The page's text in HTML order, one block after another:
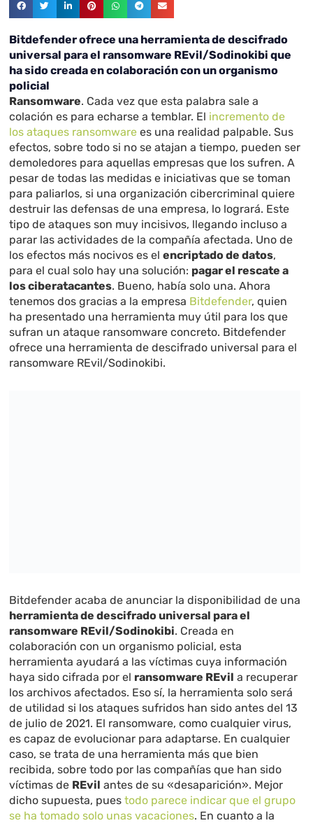
Bitdefender ofrece una herramienta de descifrado
universal para el ransomware REvil/Sodinokibi que
ha sido creada en colaboración con un organismo
policial
Ransomware. Cada vez que esta palabra sale a
colación es para echarse a temblar. El incremento de
los ataques ransomware es una realidad palpable. Sus
efectos, sobre todo si no se atajan a tiempo, pueden ser
demoledores para aquellas empresas que los sufren. A
pesar de todas las medidas e iniciativas que se toman
para paliarlos, si una organización cibercriminal quiere
destruir las defensas de una empresa, lo logrará. Este
tipo de ataques son muy incisivos, llegando incluso a
parar las actividades de la compañía afectada. Uno de
los efectos más nocivos es elencriptado de datos,
para el cual solo hay una solución: pagar el rescate a
los ciberatacantes. Bueno, había solo una. Ahora
tenemos dos gracias a la empresa Bitdefender, quien
ha presentado una herramienta muy útil para los que
sufran un ataque ransomware concreto. Bitdefender
ofrece una herramienta de descifrado universal para el
ransomware REvil/Sodinokibi.
Bitdefender acaba de anunciar la disponibilidad de una
herramienta de descifrado universal para el
ransomware REvil/Sodinokibi. Creada en
colaboración con un organismo policial, esta
herramienta ayudará a las víctimas cuya información
haya sido cifrada por el ransomware REvil a recuperar
los archivos afectados. Eso sí, la herramienta solo será
de utilidad si los ataques sufridos han sido antes del 13
de julio de 2021. El ransomware, como cualquier virus,
es capaz de evolucionar para adaptarse. En cualquier
caso, se trata de una herramienta más que bien
recibida, sobre todo por las compañías que han sido
víctimas de REvil antes de su «desaparición». Mejor
dicho supuesta, puestodo parece indicar que el grupo
se ha tomado solo unas vacaciones. En cuanto a la